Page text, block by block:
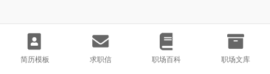
简历模板 求职信 职场百科 职场文库